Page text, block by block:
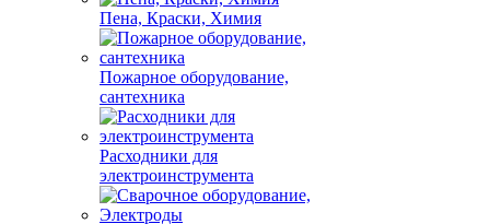
Пена, Краски, Химия
Пожарное оборудование,
сантехника
Расходники для
электроинструмента